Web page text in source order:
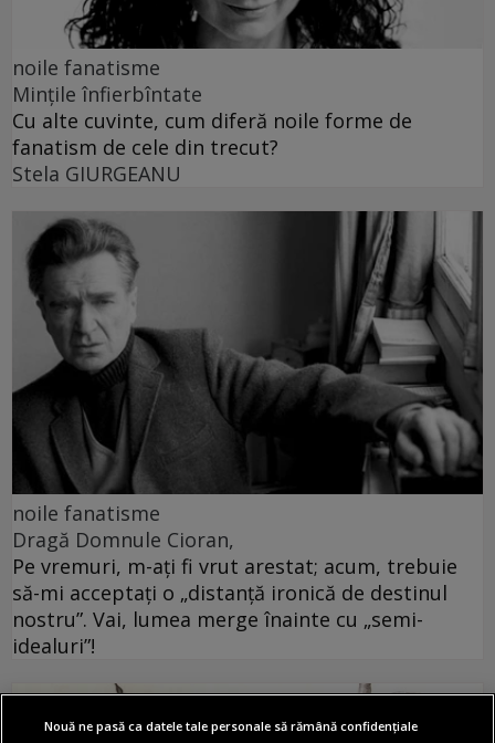
noile fanatisme
Mințile înfierbîntate
Cu alte cuvinte, cum diferă noile forme de
fanatism de cele din trecut?
Stela GIURGEANU
noile fanatisme
Dragă Domnule Cioran,
Pe vremuri, m-ați fi vrut arestat; acum, trebuie
să-mi acceptați o „distanță ironică de destinul
nostru”. Vai, lumea merge înainte cu „semi-
idealuri”!
Nouă ne pasă ca datele tale personale să rămână confidențiale